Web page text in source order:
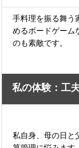
手料理を振る舞う
めるボードゲーム
のも素敵です。
私の体験：工
私自身、母の日と